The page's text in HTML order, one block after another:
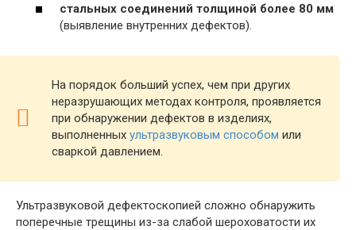
стальных соединений толщиной более 80 мм
(выявление внутренних дефектов).
На порядок больший успех, чем при других
неразрушающих методах контроля, проявляется
при обнаружении дефектов в изделиях,
выполненных ультразвуковым способом или
сваркой давлением.
Ультразвуковой дефектоскопией сложно обнаружить
поперечные трещины из-за слабой шероховатости их